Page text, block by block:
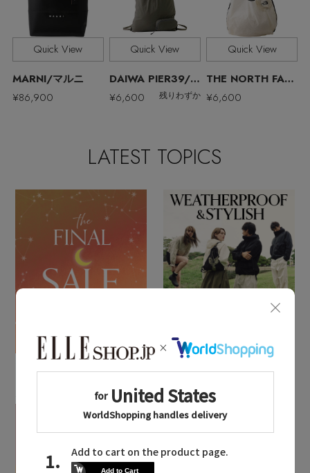
Stay inthe Loop
Quick View
MARNI/マルニ
¥86,900
Quick View
DAIWA PIER39/ダイワ ピア39
¥6,600
残りわずか
Quick View
THE NORTH FACE/ザ・ノース・フェイス
¥6,600
LATEST TOPICS
2026.07.23
2026.05.26
マッチした英国発「ハン
ター」に注目